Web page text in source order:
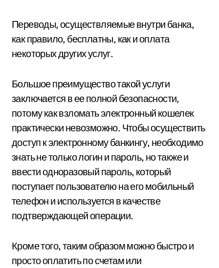
Переводы, осуществляемые внутри банка,
как правило, бесплатны, как и оплата
некоторых других услуг.
Большое преимущество такой услуги
заключается в ее полной безопасности,
потому как взломать электронный кошелек
практически невозможно. Чтобы осуществить
доступ к электронному банкингу, необходимо
знать не только логин и пароль, но также и
ввести одноразовый пароль, который
поступает пользователю на его мобильный
телефон и используется в качестве
подтверждающей операции.
Кроме того, таким образом можно быстро и
просто оплатить по счетам или